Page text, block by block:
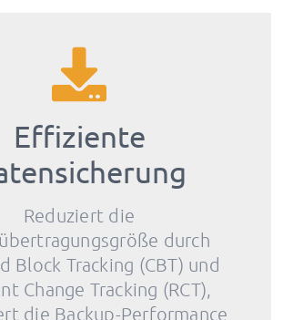
Effiziente
Reduziert die
durch
Block Tracking (CBT) und
Change Tracking (RCT),
die Backup-Performance